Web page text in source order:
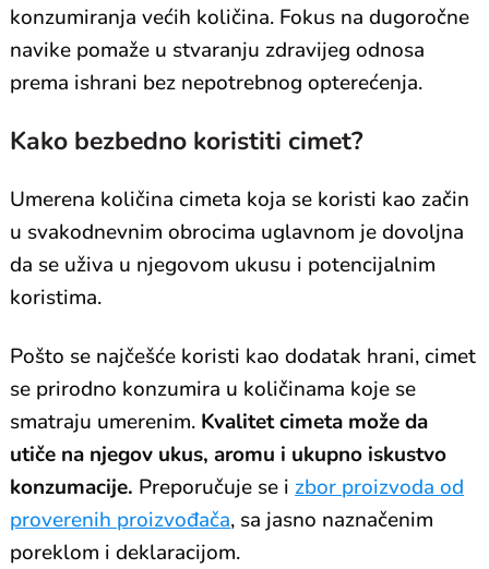
konzumiranja većih količina. Fokus na dugoročne
navike pomaže u stvaranju zdravijeg odnosa
prema ishrani bez nepotrebnog opterećenja.
Kako bezbedno koristiti cimet?
Umerena količina cimeta koja se koristi kao začin
u svakodnevnim obrocima uglavnom je dovoljna
da se uživa u njegovom ukusu i potencijalnim
koristima.
Pošto se najčešće koristi kao dodatak hrani, cimet
se prirodno konzumira u količinama koje se
smatraju umerenim. Kvalitet cimeta može da
utiče na njegov ukus, aromu i ukupno iskustvo
konzumacije. Preporučuje se i zbor proizvoda od
proverenih proizvođača, sa jasno naznačenim
poreklom i deklaracijom.